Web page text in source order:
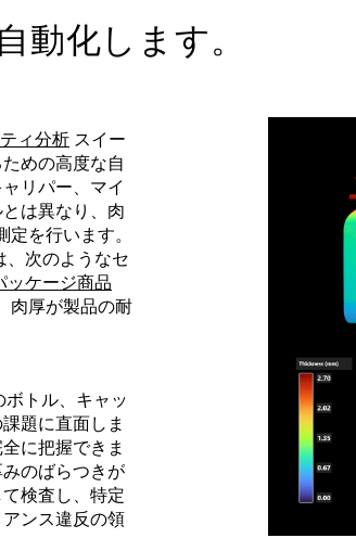
動化します。
ィ分析 スイー
めの高度な自
リパー、マイ
は異なり、肉
を行います。
、次のようなセ
ッケージ商品
肉厚が製品の耐
トル、キャッ
題に直面しま
に把握できま
のばらつきが
検査し、特定
ンス違反の領